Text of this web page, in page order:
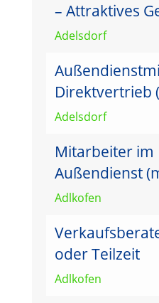
– Attraktives
Adelsdorf
Direktvertrieb
Adelsdorf
Mitarbeiter
Außendienst
Adlkofen
oder Teilzeit
Adlkofen